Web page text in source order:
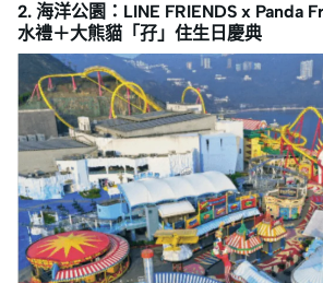
2. 海洋公園：LINE FRIENDS x Panda
水禮＋大熊貓「孖」住生日慶典